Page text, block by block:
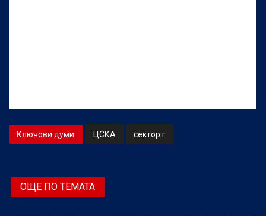
Ключови думи: ЦСКА сектор г
ОЩЕ ПО ТЕМАТА